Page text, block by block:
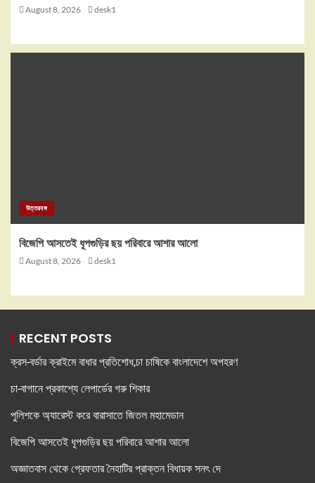
August 8, 2026 desk1
উত্তরবঙ্গ
বিজেপি আসতেই ধূপগুড়ির ছয় পরিবারে আশার আলো
August 8, 2026 desk1
RECENT POSTS
ক্রস-বর্ডার ক্রাইমে বাধার প্রতিশোধ,চা চাষিকে বাংলাদেশে অপহরণ
চা-বাগানে প্রকাশ্যে লেপার্ডের গরু শিকার
পুলিশকে অ্যারেস্ট করে বারাসাতে জিতল মহামেডান
বিজেপি আসতেই ধূপগুড়ির ছয় পরিবারে আশার আলো
অজ্ঞাতবাস থেকে গ্রেফতার নৈহাটির প্রাক্তন বিধায়ক সনৎ দে